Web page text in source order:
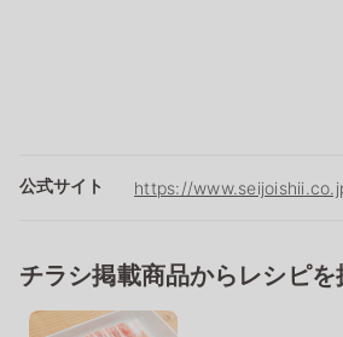
公式サイト https://
チラシ掲載商品からレシピを